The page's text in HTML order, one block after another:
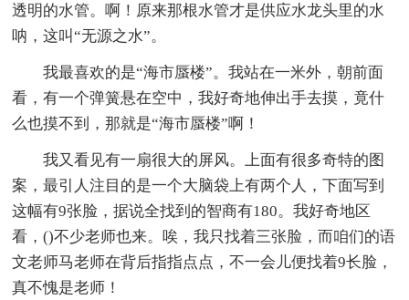
透明的水管。啊！原来那根水管才是供应水龙头里的水
呐，这叫“无源之水”。
我最喜欢的是“海市蜃楼”。我站在一米外，朝前面
看，有一个弹簧悬在空中，我好奇地伸出手去摸，竟什
么也摸不到，那就是“海市蜃楼”啊！
我又看见有一扇很大的屏风。上面有很多奇特的图
案，最引人注目的是一个大脑袋上有两个人，下面写到
这幅有9张脸，据说全找到的智商有180。我好奇地区
看，()不少老师也来。唉，我只找着三张脸，而咱们的语
文老师马老师在背后指指点点，不一会儿便找着9长脸，
真不愧是老师！